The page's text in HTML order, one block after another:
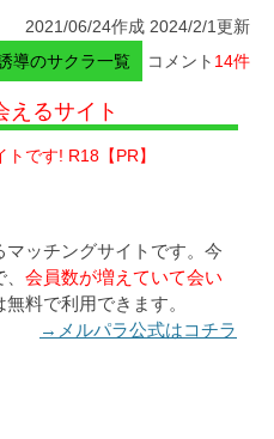
2021/06/24作成 2024/2/1更新
導のサクラ一覧
コメント 14件
えるサイト
です! R18【PR】
ッチングサイトです。今
会員数が増えていて会い
無料で利用できます。
→メルパラ公式はコチラ